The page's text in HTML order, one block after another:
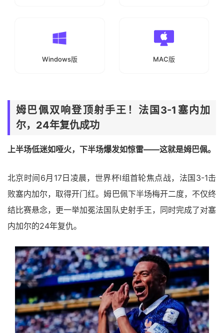
Windows版 MAC版
姆巴佩双响登顶射手王！法国3-1塞内加
尔，24年复仇成功
上半场低迷如哑火，下半场爆发如惊雷——这就是姆巴佩。
北京时间6月17日凌晨，世界杯I组首轮焦点战，法国3-1击
败塞内加尔，取得开门红。姆巴佩下半场梅开二度，不仅终
结比赛悬念，更一举加冕法国队史射手王，同时完成了对塞
内加尔的24年复仇。